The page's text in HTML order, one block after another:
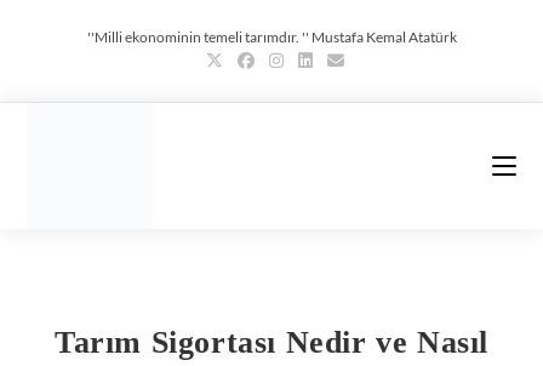
''Milli ekonominin temeli tarımdır. '' Mustafa Kemal Atatürk
Tarım Sigortası Nedir ve Nasıl